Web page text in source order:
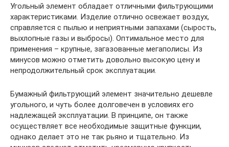
Угольный элемент обладает отличными фильтрующими
характеристиками. Изделие отлично освежает воздух,
справляется с пылью и неприятными запахами (сырость,
выхлопные газы и выбросы). Оптимальное место для
применения – крупные, загазованные мегаполисы. Из
минусов можно отметить довольно высокую цену и
непродолжительный срок эксплуатации.
Бумажный фильтрующий элемент значительно дешевле
угольного, и чуть более долговечен в условиях его
надлежащей эксплуатации. В принципе, он также
осуществляет все необходимые защитные функции,
однако делает это не так рьяно и тщательно. Из